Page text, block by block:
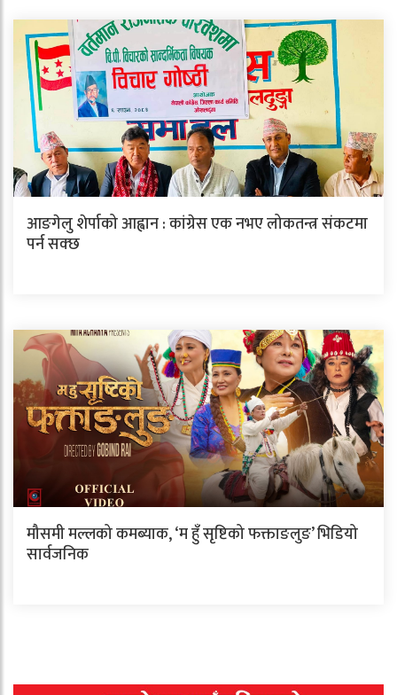
आङगेलु शेर्पाको आह्वान : कांग्रेस एक नभए लोकतन्त्र संकटमा
पर्न सक्छ
मौसमी मल्लको कमब्याक, ‘म हुँ सृष्टिको फक्ताङलुङ’ भिडियो
सार्वजनिक